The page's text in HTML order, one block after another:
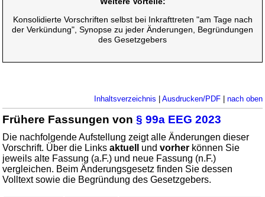
Konsolidierte Vorschriften selbst bei Inkrafttreten "am Tage nach
der Verkündung", Synopse zu jeder Änderungen, Begründungen
des Gesetzgebers
Inhaltsverzeichnis Ausdrucken/PDF| nach oben
Frühere Fassungen von§ 99a EEG 2023
Die nachfolgende Aufstellung zeigt alle Änderungen dieser
Vorschrift. Über die Linksaktuell undvorher können Sie
jeweils alte Fassung (a.F.) und neue Fassung (n.F.)
vergleichen. Beim Änderungsgesetz finden Sie dessen
Volltext sowie die Begründung des Gesetzgebers.